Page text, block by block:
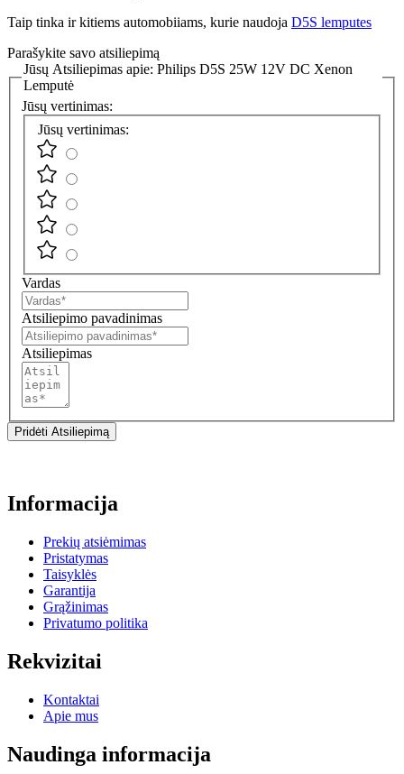
Taip tinka ir kitiems automobiiams, kurie naudoja D5S lemputes
Parašykite savo atsiliepimą
Jūsų Atsiliepimas apie: Philips D5S 25W 12V DC Xenon
Lemputė
Jūsų vertinimas:
Jūsų vertinimas:
Vardas
Atsiliepimo pavadinimas
Atsiliepimas
Pridėti Atsiliepimą
Informacija
Prekių atsiėmimas
Pristatymas
Taisyklės
Garantija
Grąžinimas
Privatumo politika
Rekvizitai
Kontaktai
Apie mus
Naudinga informacija